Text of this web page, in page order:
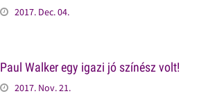
2017. Dec. 04.
Paul Walker egy igazi jó színész volt!
2017. Nov. 21.